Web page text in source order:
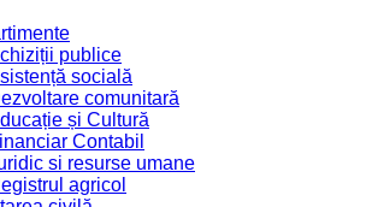
publice
socială
comunitară
și Cultură
Contabil
si resurse umane
agricol